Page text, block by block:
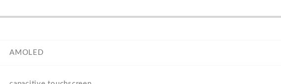
AMOLED